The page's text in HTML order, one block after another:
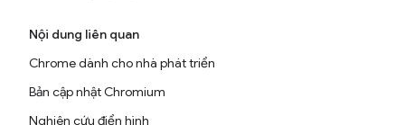
Nội dung liên quan
Chrome dành cho nhà phát triển
Bản cập nhật Chromium
Nghiên cứu điển hình